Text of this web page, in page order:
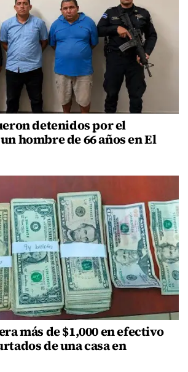
detenidos por el
hombre de 66 años en El
más de $1,000 en efectivo
de una casa en